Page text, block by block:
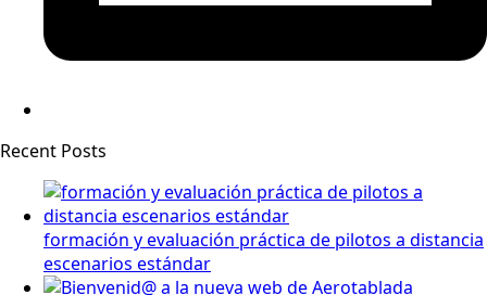
Recent Posts
formación y evaluación práctica de pilotos a distancia
escenarios estándar